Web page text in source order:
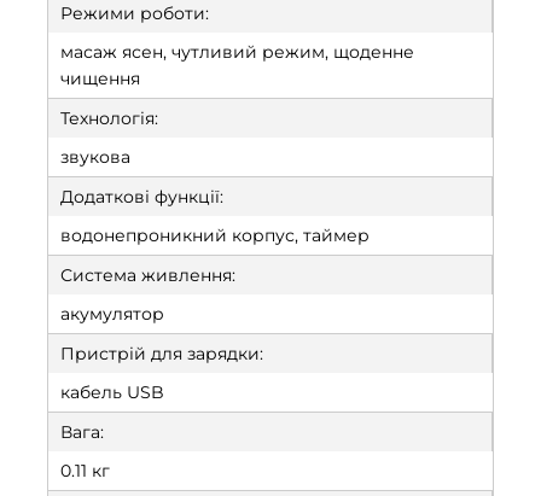
Режими роботи:
масаж ясен, чутливий режим, щоденне
чищення
Технологія:
звукова
Додаткові функції:
водонепроникний корпус, таймер
Система живлення:
акумулятор
Пристрій для зарядки:
кабель USB
Вага:
0.11 кг